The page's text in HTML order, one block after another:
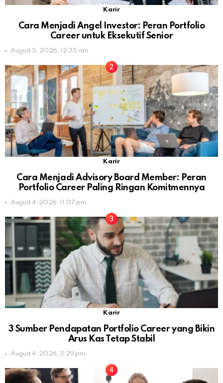
Karir
Cara Menjadi Angel Investor: Peran Portfolio
Career untuk Eksekutif Senior
August 5, 2026, 12:35 am
Karir
Cara Menjadi Advisory Board Member: Peran
Portfolio Career Paling Ringan Komitmennya
August 4, 2026, 11:07 pm
Karir
3 Sumber Pendapatan Portfolio Career yang Bikin
Arus Kas Tetap Stabil
August 4, 2026, 3:29 pm